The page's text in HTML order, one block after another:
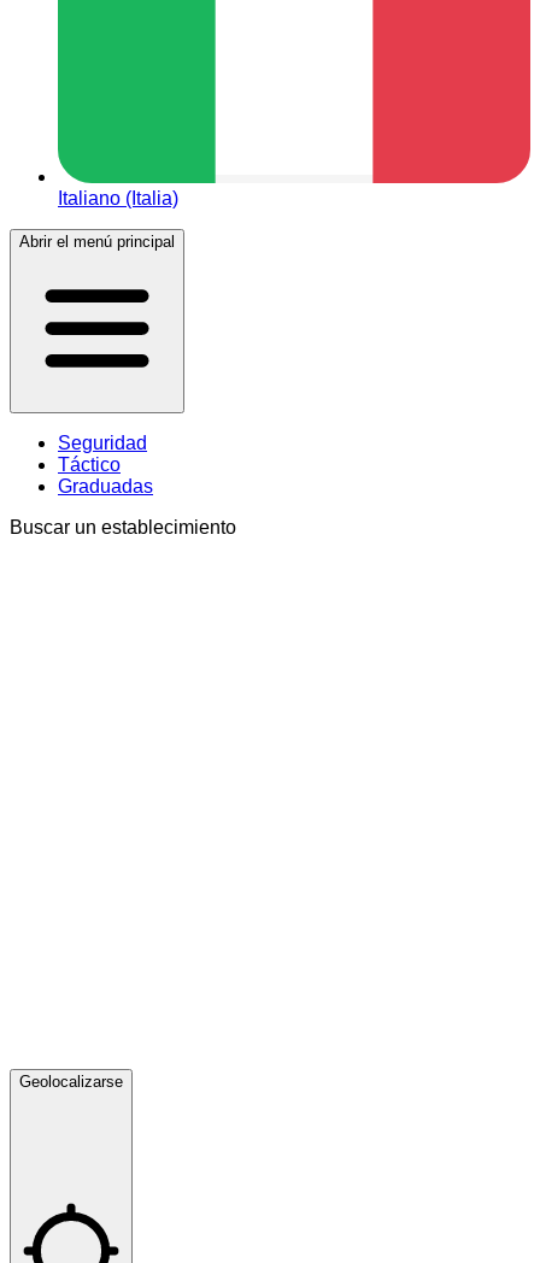
Italiano (Italia)
Abrir el menú principal
Seguridad
Táctico
Graduadas
Buscar un establecimiento
Geolocalizarse